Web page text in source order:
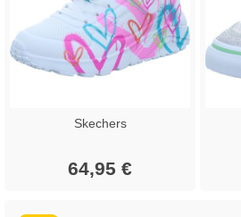
Skechers
64,95 €